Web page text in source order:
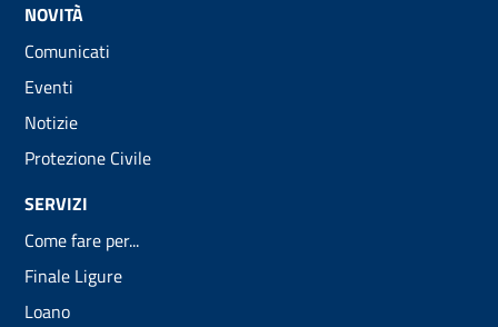
NOVITÀ
Comunicati
Eventi
Notizie
Protezione Civile
SERVIZI
Come fare per...
Finale Ligure
Loano